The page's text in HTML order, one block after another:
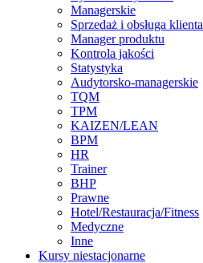
Managerskie
Sprzedaż i obsługa klienta
Manager produktu
Kontrola jakości
Statystyka
Audytorsko-managerskie
TQM
TPM
KAIZEN/LEAN
BPM
HR
Trainer
BHP
Prawne
Hotel/Restauracja/Fitness
Medyczne
Inne
Kursy niestacjonarne